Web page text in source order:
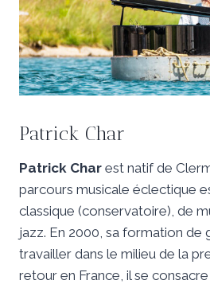
Patrick Char
Patrick Char est natif de
parcours musicale éclectique
classique (conservatoire), de
jazz. En 2000, sa formation de
travailler dans le milieu de la
retour en France, il se